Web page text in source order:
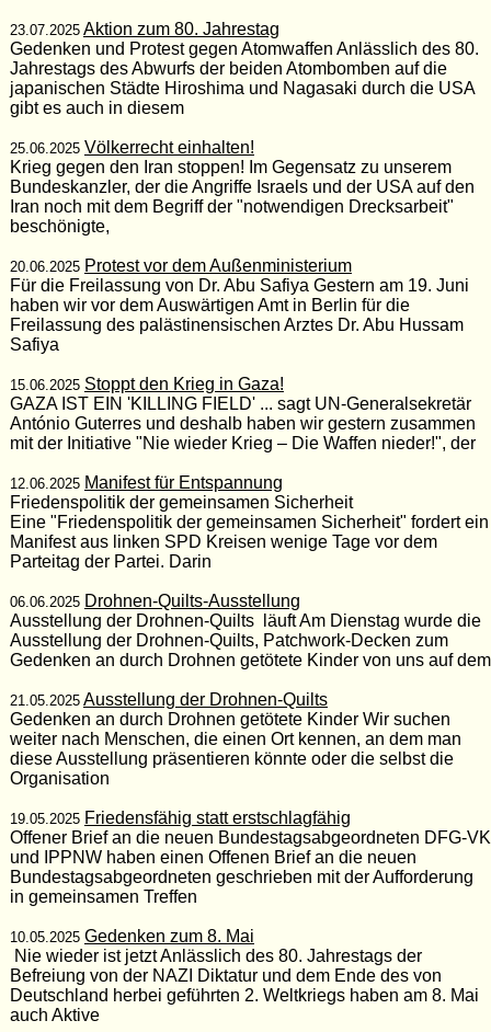
23.07.2025 Aktion zum 80. Jahrestag
Gedenken und Protest gegen Atomwaffen Anlässlich des 80.
Jahrestags des Abwurfs der beiden Atombomben auf die
japanischen Städte Hiroshima und Nagasaki durch die USA
gibt es auch in diesem
25.06.2025 Völkerrecht einhalten!
Krieg gegen den Iran stoppen! Im Gegensatz zu unserem
Bundeskanzler, der die Angriffe Israels und der USA auf den
Iran noch mit dem Begriff der "notwendigen Drecksarbeit"
beschönigte,
20.06.2025 Protest vor dem Außenministerium
Für die Freilassung von Dr. Abu Safiya Gestern am 19. Juni
haben wir vor dem Auswärtigen Amt in Berlin für die
Freilassung des palästinensischen Arztes Dr. Abu Hussam
Safiya
15.06.2025 Stoppt den Krieg in Gaza!
GAZA IST EIN 'KILLING FIELD' ... sagt UN-Generalsekretär
António Guterres und deshalb haben wir gestern zusammen
mit der Initiative "Nie wieder Krieg – Die Waffen nieder!", der
12.06.2025 Manifest für Entspannung
Friedenspolitik der gemeinsamen Sicherheit
Eine "Friedenspolitik der gemeinsamen Sicherheit" fordert ein
Manifest aus linken SPD Kreisen wenige Tage vor dem
Parteitag der Partei. Darin
06.06.2025 Drohnen-Quilts-Ausstellung
Ausstellung der Drohnen-Quilts läuft Am Dienstag wurde die
Ausstellung der Drohnen-Quilts, Patchwork-Decken zum
Gedenken an durch Drohnen getötete Kinder von uns auf dem
21.05.2025 Ausstellung der Drohnen-Quilts
Gedenken an durch Drohnen getötete Kinder Wir suchen
weiter nach Menschen, die einen Ort kennen, an dem man
diese Ausstellung präsentieren könnte oder die selbst die
Organisation
19.05.2025 Friedensfähig statt erstschlagfähig
Offener Brief an die neuen Bundestagsabgeordneten DFG-VK
und IPPNW haben einen Offenen Brief an die neuen
Bundestagsabgeordneten geschrieben mit der Aufforderung
in gemeinsamen Treffen
10.05.2025 Gedenken zum 8. Mai
Nie wieder ist jetzt Anlässlich des 80. Jahrestags der
Befreiung von der NAZI Diktatur und dem Ende des von
Deutschland herbei geführten 2. Weltkriegs haben am 8. Mai
auch Aktive